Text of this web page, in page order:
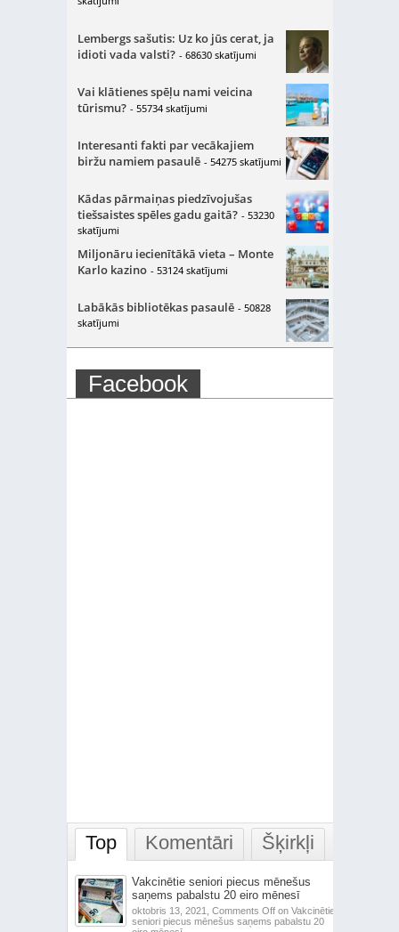
Lembergs sašutis: Uz ko jūs cerat, ja
idioti vada valsti? - 68630 skatījumi
Vai klātienes spēļu nami veicina
tūrismu? - 55734 skatījumi
Interesanti fakti par vecākajiem
biržu namiem pasaulē - 54275 skatījumi
Kādas pārmaiņas piedzīvojušas
tiešsaistes spēles gadu gaitā? - 53230
skatījumi
Miljonāru iecienītākā vieta – Monte
Karlo kazino - 53124 skatījumi
Labākās bibliotēkas pasaulē - 50828
skatījumi
Facebook
Top Komentāri Šķirkļi
Vakcinētie seniori piecus mēnešus
saņems pabalstu 20 eiro mēnesī
oktobris 13, 2021, Comments Offon Vakcinētie
seniori piecus mēnešus saņems pabalstu 20